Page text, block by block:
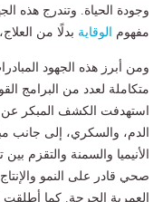
وجودة الحياة. وتندرج هذه
مفهوم الوقاية بدلًا من
ومن أبرز هذه الجهود
استهدفت الكشف المبكر عن
الدم، والسكري، إلى جانب
الأنيميا والسمنة والتقزم
صحي قادر على النمو
العمرية الحرجة. كما